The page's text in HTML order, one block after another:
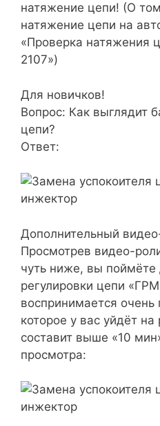
натяжение цепи! (О
натяжение цепи на
«Проверка натяжения
2107»)
Для новичков!
Вопрос: Как выглядит
цепи?
Ответ:
Дополнительный
Просмотрев видео-
чуть ниже, вы поймёте
регулировки цепи
воспринимается
которое у вас уйдёт на
составит выше «10
просмотра: